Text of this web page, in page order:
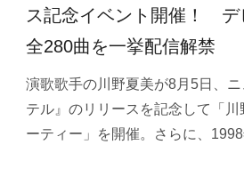
ス記念イベント開催！ デ
全280曲を一挙配信解禁
演歌歌手の川野夏美が8月5日、
テル』のリリースを記念して「
ーティー」を開催。さらに、